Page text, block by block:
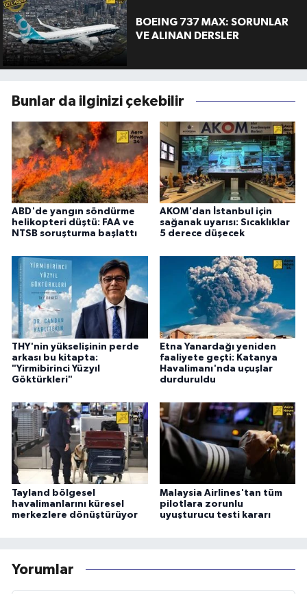
BOEING 737 MAX: SORUNLAR
VE ALINAN DERSLER
Bunlar da ilginizi çekebilir
ABD'de yangın söndürme
helikopteri düştü: FAA ve
NTSB soruşturma başlattı
AKOM'dan İstanbul için
sağanak uyarısı: Sıcaklıklar
5 derece düşecek
THY'nin yükselişinin perde
arkası bu kitapta:
"Yirmibirinci Yüzyıl
Göktürkleri"
Etna Yanardağı yeniden
faaliyete geçti: Katanya
Havalimanı'nda uçuşlar
durduruldu
Tayland bölgesel
havalimanlarını küresel
merkezlere dönüştürüyor
Malaysia Airlines'tan tüm
pilotlara zorunlu
uyuşturucu testi kararı
Yorumlar